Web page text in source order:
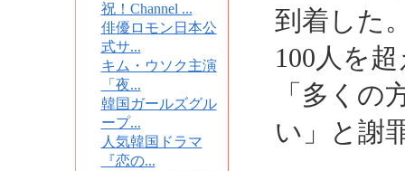
祝！Channel ...
俳優ロモン日本公
式サ...
キム・ウソク主演
「夜...
韓国ガールズグル
ープ...
人気韓国ドラマ
『恋の...
到着した
100人を
「多くの
い」と謝